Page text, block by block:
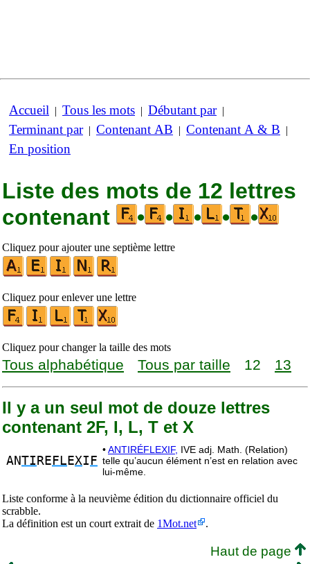
Accueil | Tous les mots | Débutant par|
Terminant par| Contenant AB | Contenant A & B |
En position
Liste des mots de 12 lettres
contenant
• • • • •
Cliquez pour ajouter une septième lettre
Cliquez pour enlever une lettre
Cliquez pour changer la taille des mots
Tous alphabétique Tous par taille 12 13
Il y a un seul mot de douze lettres
contenant 2F, I, L, T et X
ANTI RE FL EXI F
•ANTIRÉFLEXIF, IVE adj. Math. (Relation)
telle qu’aucun élément n’est en relation avec
lui-même.
Liste conforme à la neuvième édition du dictionnaire officiel du
scrabble.
La définition est un court extrait de 1Mot.net .
Haut de page